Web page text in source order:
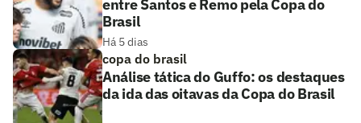
entre Santos e Remo pela Copa do
Brasil
Há 5 dias
copa do brasil
Análise tática do Guffo: os destaques
da ida das oitavas da Copa do Brasil